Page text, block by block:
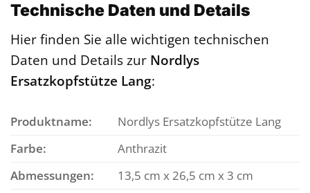
Technische Daten und Details
Hier finden Sie alle wichtigen technischen
Daten und Details zur Nordlys
Ersatzkopfstütze Lang:
Produktname:
Nordlys Ersatzkopfstütze Lang
Farbe:
Anthrazit
Abmessungen:
13,5 cm x 26,5 cm x 3 cm